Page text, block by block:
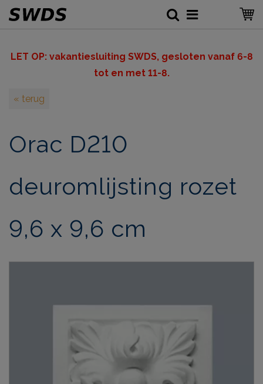
LET OP: vakantiesluiting SWDS, gesloten vanaf 6-8
tot en met 11-8.
« terug
Orac D210
deuromlijsting rozet
9,6 x 9,6 cm